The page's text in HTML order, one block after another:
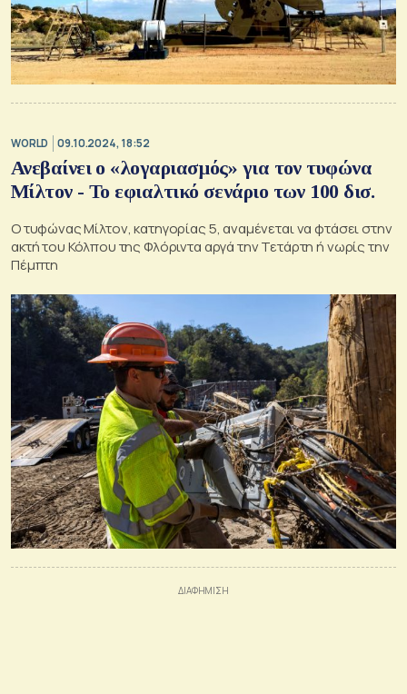
WORLD 09.10.2024, 18:52
Ανεβαίνει ο «λογαριασμός» για τον τυφώνα
Μίλτον - Το εφιαλτικό σενάριο των 100 δισ.
Ο τυφώνας Μίλτον, κατηγορίας 5, αναμένεται να φτάσει στην
ακτή του Κόλπου της Φλόριντα αργά την Τετάρτη ή νωρίς την
Πέμπτη